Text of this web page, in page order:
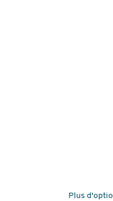
Plus